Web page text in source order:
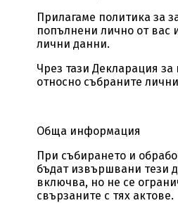
Прилагаме политика за
попълнени лично от вас
лични данни.
Чрез тази Декларация
относно събраните
Обща информация
При събирането и
бъдат извършвани тези
включва, но не се
свързаните с тях актове.